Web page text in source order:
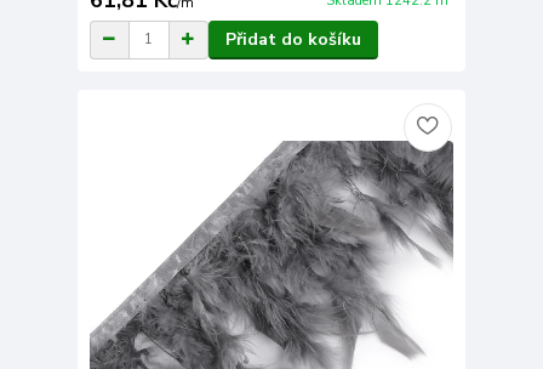
Přidat do košíku